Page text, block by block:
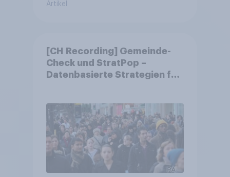
Artikel
[CH Recording] Gemeinde-
Check und StratPop –
Datenbasierte Strategien für